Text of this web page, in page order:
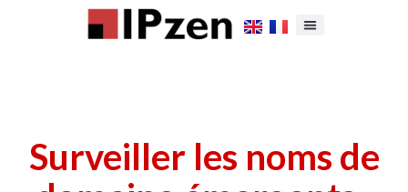
Surveiller les noms de